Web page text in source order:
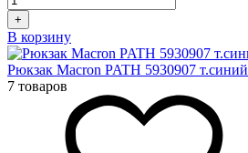
+
В корзину
Рюкзак Macron PATH 5930907 т.синий
7 товаров